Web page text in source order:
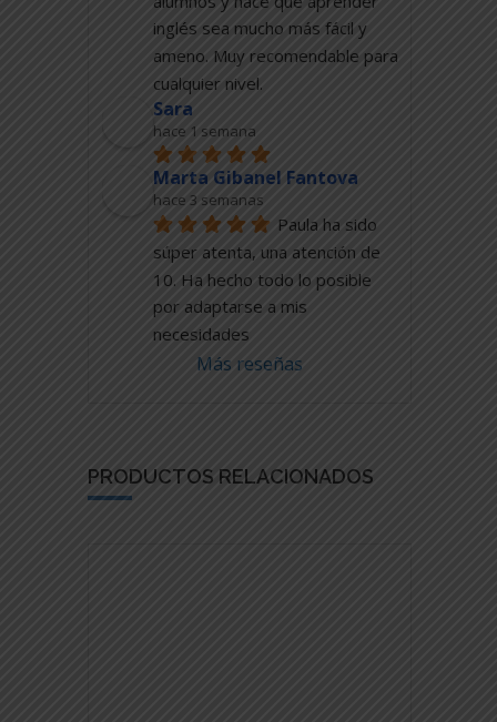
inglés sea mucho más fácil y
ameno. Muy recomendable para
cualquier nivel.
Sara
hace 1 semana
Marta Gibanel Fantova
hace 3 semanas
Paula ha sido
súper atenta, una atención de
10. Ha hecho todo lo posible
por adaptarse a mis
necesidades
Más reseñas
PRODUCTOS RELACIONADOS